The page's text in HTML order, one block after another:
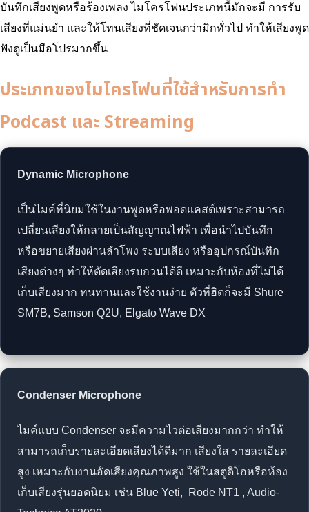
บันทึกเสียงพูดหรือร้องเพลง ไมโครโฟนประเภทนี้มักจะมี การรับ
เสียงที่แม่นยำ และให้โทนเสียงที่ชัดเจนกว่ามิกทั่วไป ทำให้เสียงพูด
ฟังดูเป็นมือโปรมากขึ้น
ประเภทของไมโครโฟนที่ใช้สำหรับการทำ
Podcast และ Streaming
Dynamic Microphone
เป็นไมค์ที่นิยมใช้ในงานพูดหรือพอดแคสต์เพราะสามารถ
เปลี่ยนเสียงให้กลายเป็นสัญญาณไฟฟ้า เพื่อนำไปบันทึก
หรือขยายเสียงผ่านลำโพง ระบบเสียง หรืออุปกรณ์บันทึก
เสียงต่างๆ ทำให้ตัดเสียงรบกวนได้ดี เหมาะกับห้องที่ไม่ได้
เก็บเสียงมาก ทนทานและใช้งานง่าย ตัวที่ฮิตก็จะมี Shure
SM7B, Samson Q2U, Elgato Wave DX
Condenser Microphone
ไมค์แบบ Condenser จะมีความไวต่อเสียงมากกว่า ทำให้
สามารถเก็บรายละเอียดเสียงได้ดีมาก เสียงใส รายละเอียด
สูง เหมาะกับงานอัดเสียงคุณภาพสูง ใช้ในสตูดิโอหรือห้อง
เก็บเสียงรุ่นยอดนิยม เช่น Blue Yeti, Rode NT1 , Audio-